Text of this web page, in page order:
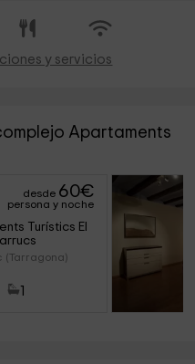
y servicios
Apartaments
desde 60€
persona y noche
Turístics El
(Tarragona)